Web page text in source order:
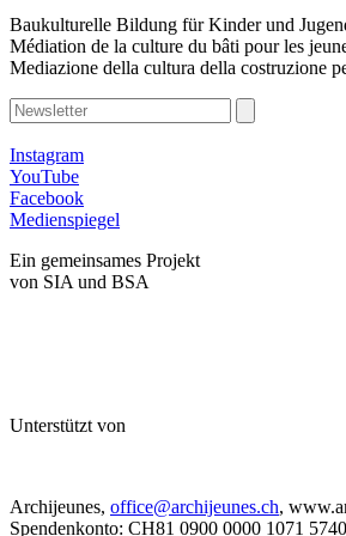
Baukulturelle Bildung für Kinder und
Médiation de la culture du bâti pour les
Mediazione della cultura della costruzione
Instagram
YouTube
Facebook
Medienspiegel
Ein gemeinsames Projekt
von SIA und BSA
Unterstützt von
Archijeunes, office@archijeunes.ch,
Spendenkonto: CH81 0900 0000 1071